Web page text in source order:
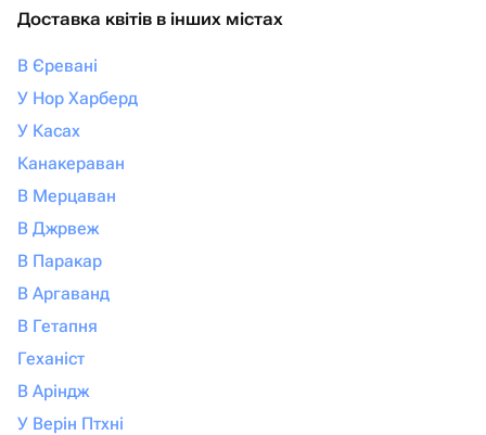
Доставка квітів в інших містах
В Єревані
У Нор Харберд
У Касах
Канакераван
В Мерцаван
В Джрвеж
В Паракар
В Аргаванд
В Гетапня
Геханіст
В Аріндж
У Верін Птхні